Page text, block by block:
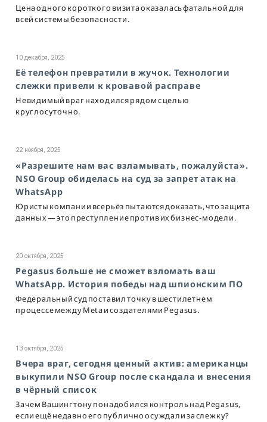
Цена одного короткого визита оказалась фатальной для
всей системы безопасности.
10 декабря, 2025
Её телефон превратили в жучок. Технологии
слежки привели к кровавой расправе
Невидимый враг находился рядом с целью
круглосуточно.
22 ноября, 2025
«Разрешите нам вас взламывать, пожалуйста».
NSO Group обиделась на суд за запрет атак на
WhatsApp
Юристы компании всерьёз пытаются доказать, что защита
данных — это преступление против их бизнес-модели.
20 октября, 2025
Pegasus больше не сможет взломать ваш
WhatsApp. История победы над шпионским ПО
Федеральный суд поставил точку в шестилетнем
процессе между Meta и создателями Pegasus.
13 октября, 2025
Вчера враг, сегодня ценный актив: американцы
выкупили NSO Group после скандала и внесения
в чёрный список
Зачем Вашингтону понадобился контроль над Pegasus,
если ещё недавно его публично осуждали за слежку?